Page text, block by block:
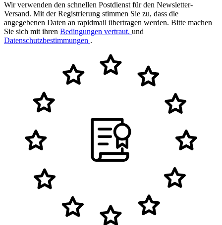
Wir verwenden den schnellen Postdienst für den Newsletter-
Versand. Mit der Registrierung stimmen Sie zu, dass die
angegebenen Daten an rapidmail übertragen werden. Bitte machen
Sie sich mit ihren Bedingungen vertraut. und
Datenschutzbestimmungen .